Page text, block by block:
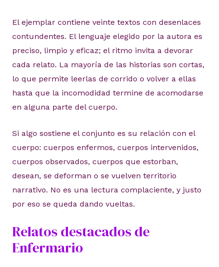
El ejemplar contiene veinte textos con desenlaces
contundentes. El lenguaje elegido por la autora es
preciso, limpio y eficaz; el ritmo invita a devorar
cada relato. La mayoría de las historias son cortas,
lo que permite leerlas de corrido o volver a ellas
hasta que la incomodidad termine de acomodarse
en alguna parte del cuerpo.
Si algo sostiene el conjunto es su relación con el
cuerpo: cuerpos enfermos, cuerpos intervenidos,
cuerpos observados, cuerpos que estorban,
desean, se deforman o se vuelven territorio
narrativo. No es una lectura complaciente, y justo
por eso se queda dando vueltas.
Relatos destacados de
Enfermario